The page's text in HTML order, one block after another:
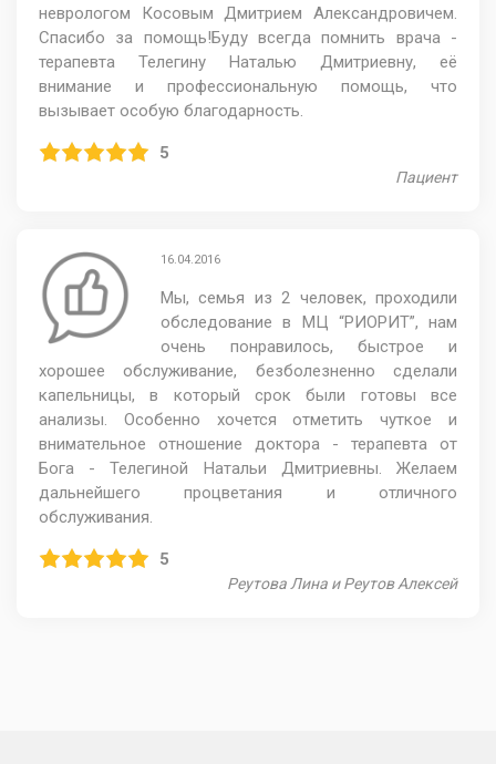
неврологом Косовым Дмитрием Александровичем.
Спасибо за помощь!Буду всегда помнить врача -
терапевта Телегину Наталью Дмитриевну, её
внимание и профессиональную помощь, что
вызывает особую благодарность.
5
Пациент
16.04.2016
Мы, семья из 2 человек, проходили
обследование в МЦ “РИОРИТ”, нам
очень понравилось, быстрое и
хорошее обслуживание, безболезненно сделали
капельницы, в который срок были готовы все
анализы. Особенно хочется отметить чуткое и
внимательное отношение доктора - терапевта от
Бога - Телегиной Натальи Дмитриевны. Желаем
дальнейшего процветания и отличного
обслуживания.
5
Реутова Лина и Реутов Алексей